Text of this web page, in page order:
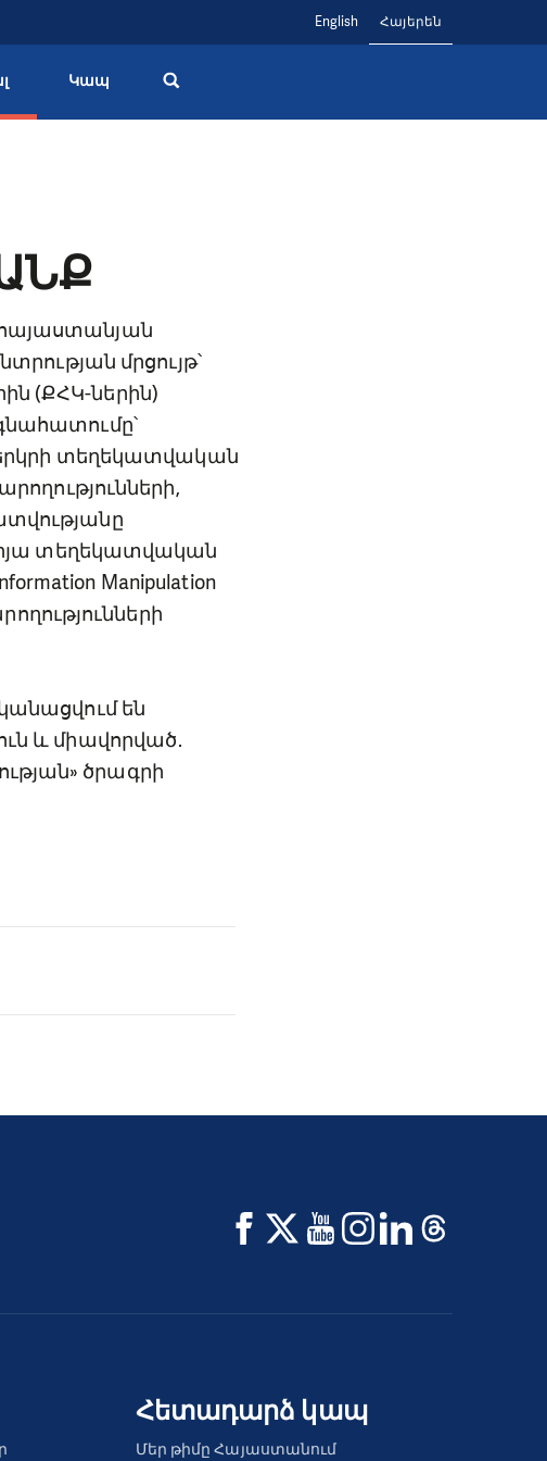
English Հայերեն
Կապ
մրցույթ՝
(ՔՀԿ-ներին)
տեղեկատվական
տեղեկատվական
Manipulation
են
և միավորված․
ծրագրի
Հետադարձ կապ
Մեր թիմը Հայաստանում